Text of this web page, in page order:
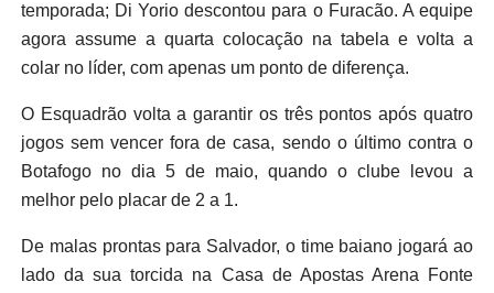
temporada; Di Yorio descontou para o Furacão. A equipe
agora assume a quarta colocação na tabela e volta a
colar no líder, com apenas um ponto de diferença.
O Esquadrão volta a garantir os três pontos após quatro
jogos sem vencer fora de casa, sendo o último contra o
Botafogo no dia 5 de maio, quando o clube levou a
melhor pelo placar de 2 a 1.
De malas prontas para Salvador, o time baiano jogará ao
lado da sua torcida na Casa de Apostas Arena Fonte